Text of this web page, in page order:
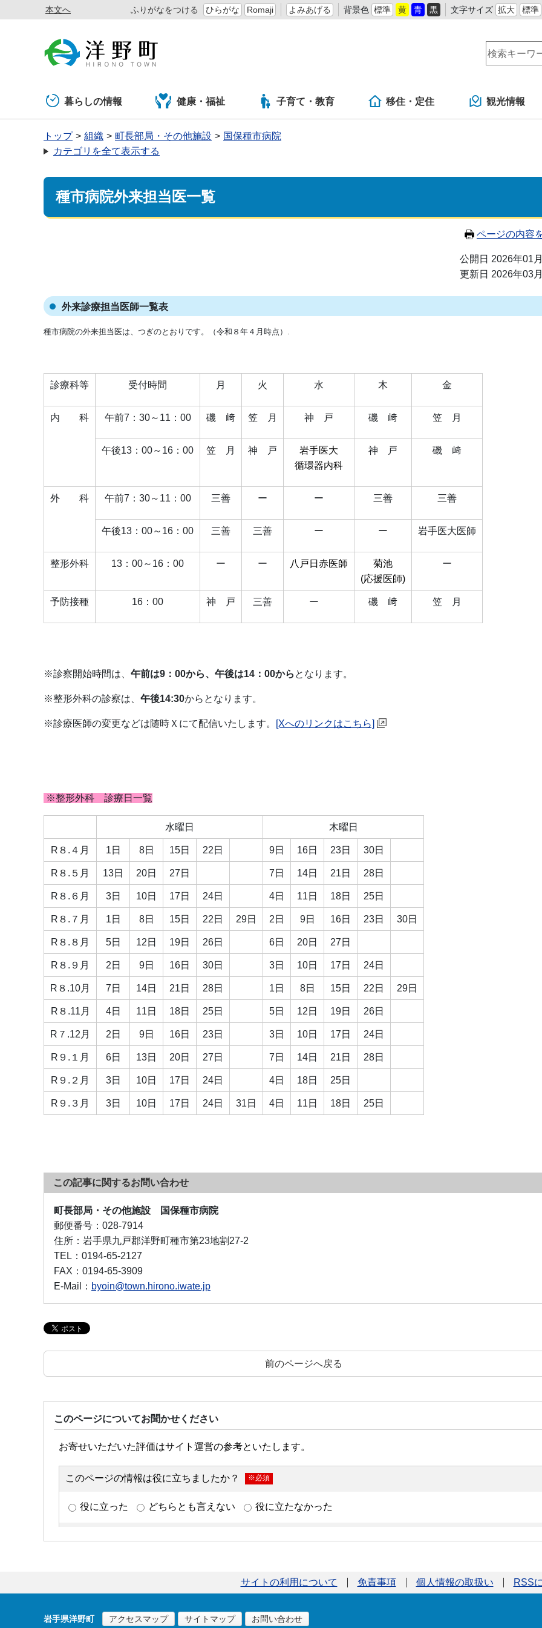
本文へ ふりがなをつける ひらがな Romaji よみあげる 背景色 標準 黄 青 黒 文字サイズ 拡大 標準
暮らしの情報 健康・福祉 子育て・教育 移住・定住 観光情報
トップ 組織 町長部局・その他施設
国保種市病院
カテゴリを全て表示する
種市病院外来担当医一覧
ページの内容
公開日 2026年01
更新日 2026年03
外来診療担当医師一覧表
種市病院の外来担当医は、つぎのとおりです。（令和８年４ 月時点）.
診療科等 受付時間 月 火 水 木 金
内 科 午前7：30～11：00 磯 﨑 笠 月 神 戸 磯 﨑 笠 月
午後13：00～16：00 笠 月 神 戸
岩手医大
循環器内科
神 戸 磯 﨑
外 科 午前7：30～11：00 三善 ー ー 三善 三善
午後13：00～16：00 三善 三善 ー ー 岩手医大医師
整形外科 13：00～16：00 ー ー 八戸日赤医師
菊池
(応援医師)
ー
予防接種 16：00 神 戸 三善 ー 磯 﨑 笠 月
※診察開始時間は、 午前は9：00から、午後は14：00から となります。
※整形外科の診察は、 午後14:30からとなります。
※診療医師の変更などは随時Ｘにて配信いたします。 [Xへのリンクはこちら]
※整形外科 診療日一覧
水曜日 木曜日
R８.４月 1日 8日 15日 22日 9日 16日 23日 30日
R８.５月 13日 20日 27日 7日 14日 21日 28日
R８.６月 3日 10日 17日 24日 4日 11日 18日 25日
R８.７月 1日 8日 15日 22日 29日 2日 9日 16日 23日 30日
R８.８月 5日 12日 19日 26日 6日 20日 27日
R８.９月 2日 9日 16日 30日 3日 10日 17日 24日
R８.10月 7日 14日 21日 28日 1日 8日 15日 22日 29日
R８.11月 4日 11日 18日 25日 5日 12日 19日 26日
R７.12月 2日 9日 16日 23日 3日 10日 17日 24日
R９.１月 6日 13日 20日 27日 7日 14日 21日 28日
R９.２月 3日 10日 17日 24日 4日 18日 25日
R９.３月 3日 10日 17日 24日 31日 4日 11日 18日 25日
この記事に関するお問い合わせ
町長部局・その他施設 国保種市病院
郵便番号： 028-7914
住所： 岩手県九戸郡洋野町種市第23地割27-2
TEL： 0194-65-2127
FAX： 0194-65-3909
E-Mail： byoin@town.hirono.iwate.jp
前のページへ戻る
このページについてお聞かせください
サイトの利用について 免責事項 個人情報の取扱い RSS
岩手県洋野町 アクセスマップ サイトマップ お問い合わせ